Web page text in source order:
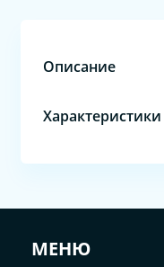
Описание
Характеристики
МЕНЮ